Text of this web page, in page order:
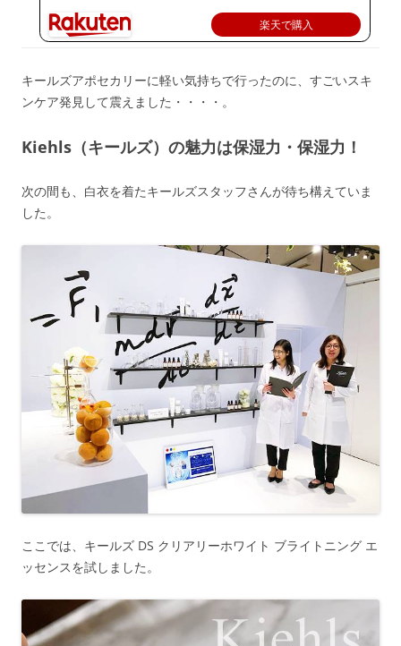
楽天で購入
キールズアポセカリーに軽い気持ちで行ったのに、すごいスキ
ンケア発見して震えました・・・・。
Kiehls（キールズ）の魅力は保湿力・保湿力！
次の間も、白衣を着たキールズスタッフさんが待ち構えていま
した。
ここでは、キールズ DS クリアリーホワイト ブライトニング エ
ッセンスを試しました。